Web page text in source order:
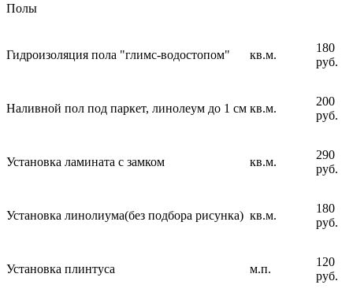
Полы
Гидроизоляция пола "глимс-водостопом" кв.м.
180
руб.
Наливной пол под паркет, линолеум до 1 см кв.м.
200
руб.
Установка ламината с замком кв.м.
290
руб.
Установка линолиума(без подбора рисунка) кв.м.
180
руб.
Установка плинтуса м.п.
120
руб.